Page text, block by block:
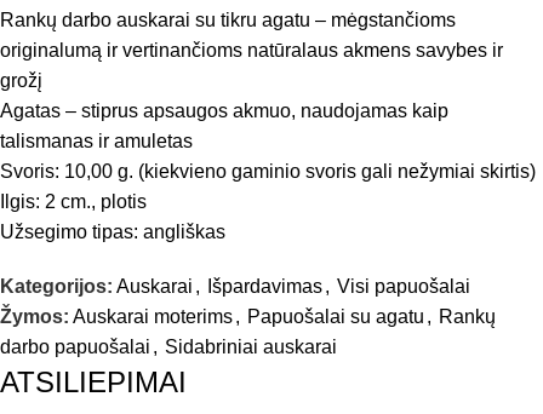
Rankų darbo auskarai su tikru agatu – mėgstančioms
originalumą ir vertinančioms natūralaus akmens savybes ir
grožį
Agatas – stiprus apsaugos akmuo, naudojamas kaip
talismanas ir amuletas
Svoris: 10,00 g. (kiekvieno gaminio svoris gali nežymiai skirtis)
Ilgis: 2 cm., plotis
Užsegimo tipas: angliškas
Kategorijos: Auskarai , Išpardavimas, Visi papuošalai
Žymos: Auskarai moterims, Papuošalai su agatu , Rankų
darbo papuošalai , Sidabriniai auskarai
ATSILIEPIMAI